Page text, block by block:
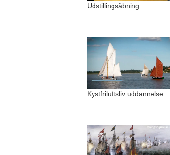
Udstillingsåbning
Kystfriluftsliv uddannelse